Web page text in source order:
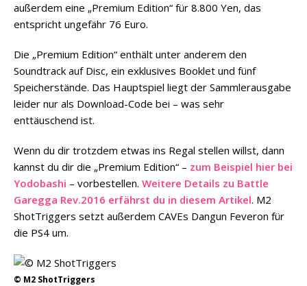
außerdem eine „Premium Edition“ für 8.800 Yen, das
entspricht ungefähr 76 Euro.
Die „Premium Edition“ enthält unter anderem den
Soundtrack auf Disc, ein exklusives Booklet und fünf
Speicherstände. Das Hauptspiel liegt der Sammlerausgabe
leider nur als Download-Code bei – was sehr
enttäuschend ist.
Wenn du dir trotzdem etwas ins Regal stellen willst, dann
kannst du dir die „Premium Edition“ – zum Beispiel hier bei
Yodobashi – vorbestellen. Weitere Details zu Battle
Garegga Rev.2016 erfährst du in diesem Artikel. M2
ShotTriggers setzt außerdem CAVEs Dangun Feveron für
die PS4 um.
© M2 ShotTriggers